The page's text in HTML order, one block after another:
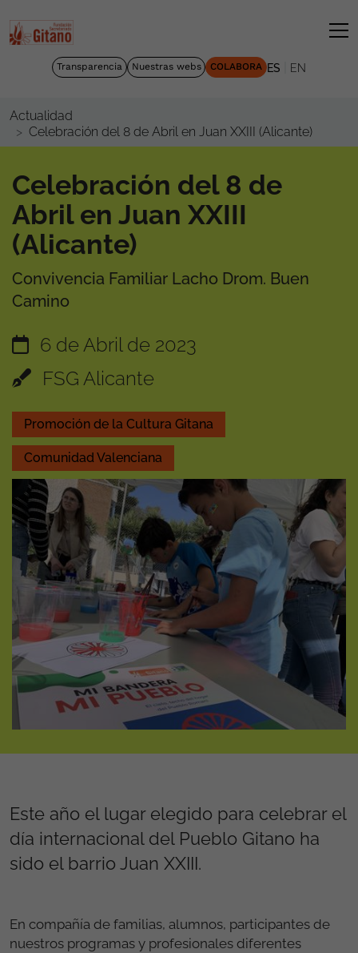
Transparencia Nuestras webs COLABORA ES EN
Actualidad
Celebración del 8 de Abril en Juan XXIII (Alicante)
Celebración del 8 de
Abril en Juan XXIII
(Alicante)
Convivencia Familiar Lacho Drom. Buen
Camino
6 de Abril de 2023
FSG Alicante
Promoción de la Cultura Gitana
Comunidad Valenciana
Este año el lugar elegido para celebrar el
día internacional del Pueblo Gitano ha
sido el barrio Juan XXIII.
En compañía de familias, alumnos, participantes de
nuestros programas y profesionales diferentes